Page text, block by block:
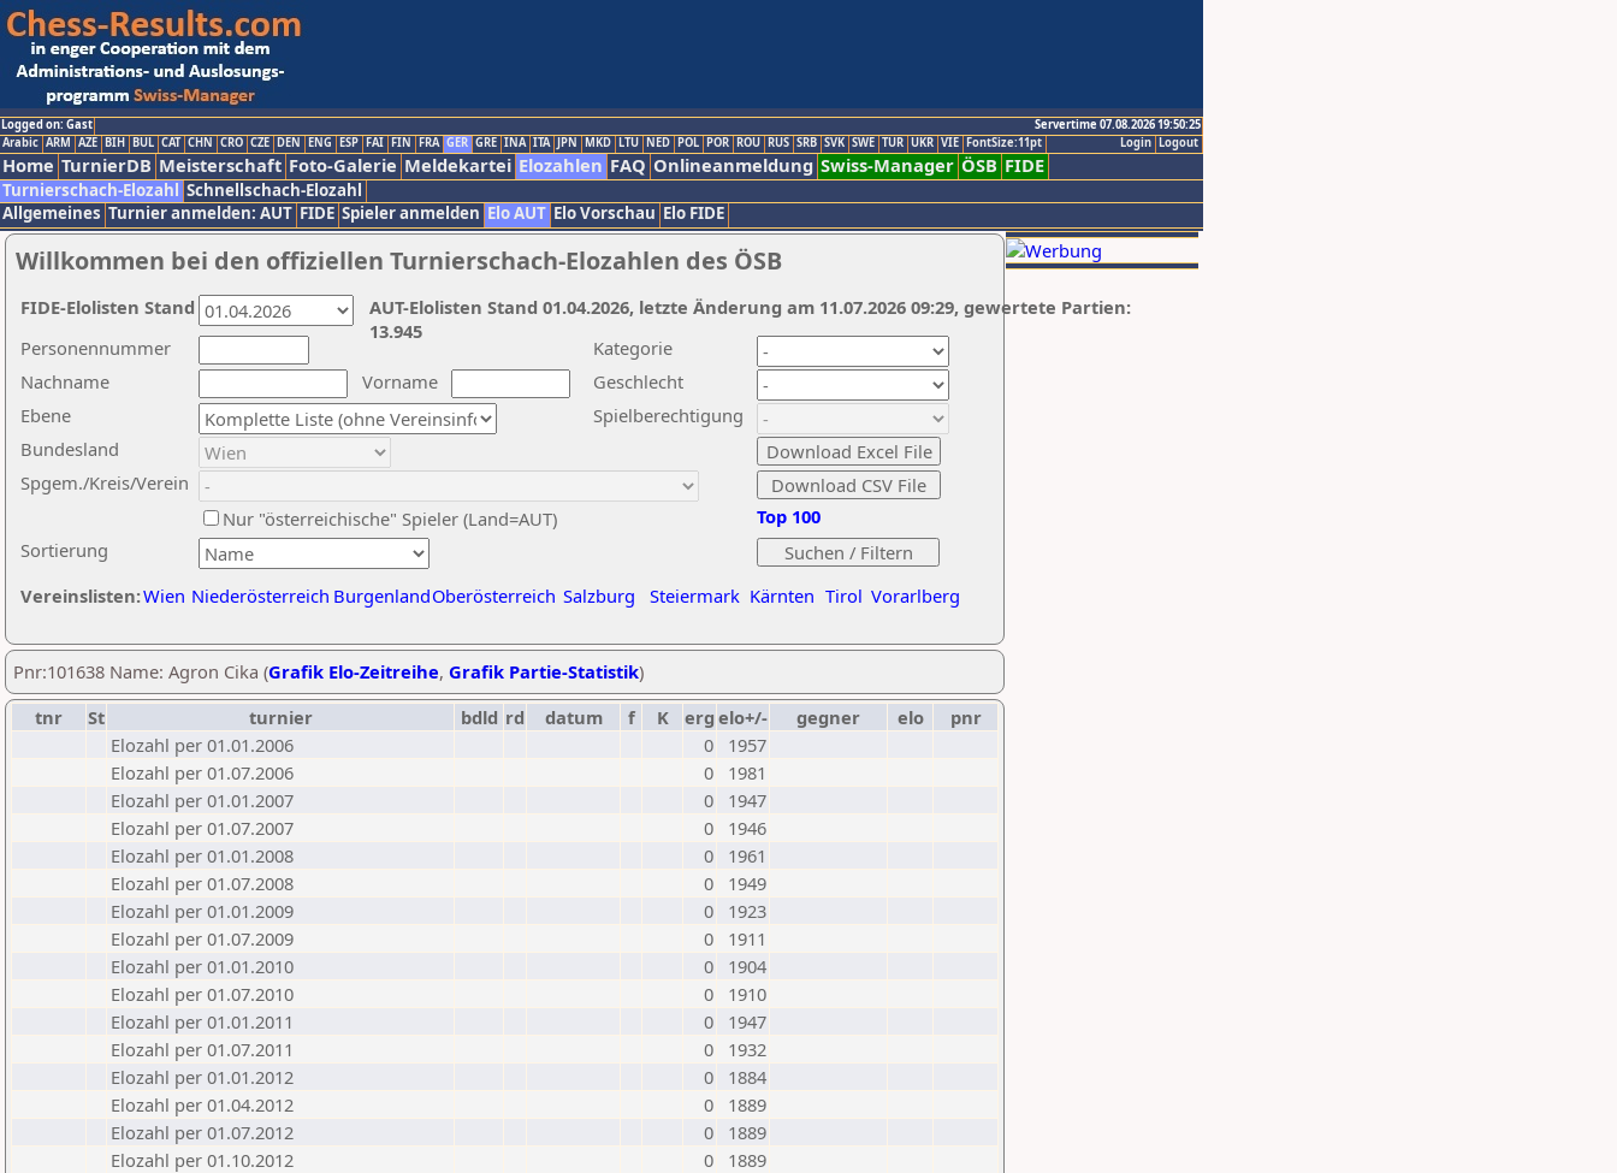
Logged on: Gast
Servertime 07.08.2026 19:50:25
Logout
Login
Arabic ARM AZE BIH BUL CAT CHN CRO CZE DEN ENG ESP FAI FIN FRA GER GRE INA ITA JPN MKD LTU NED POL POR ROU RUS SRB SVK SWE TUR UKR VIE FontSize:11pt
Home TurnierDB Meisterschaft Foto-Galerie Meldekartei Elozahlen FAQ Onlineanmeldung Swiss-Manager ÖSB FIDE
Turnierschach-Elozahl Schnellschach-Elozahl
Allgemeines Turnier anmelden: AUT FIDE Spieler anmelden Elo AUT Elo Vorschau Elo FIDE
Willkommen bei den offiziellen Turnierschach-Elozahlen des ÖSB
Nachname
Vorname
Ebene
Kategorie
Sortierung
Personennummer
Bundesland
Spgem./Kreis/Verein
Geschlecht
Nur "österreichische" Spieler (Land=AUT)
Spielberechtigung
Vereinslisten:Wien Niederösterreich BurgenlandOberösterreich Salzburg Steiermark Kärnten Tirol Vorarlberg
Top 100
AUT-Elolisten Stand 01.04.2026, letzte Änderung am 11.07.2026 09:29, gewertete Partien:
13.945
FIDE-Elolisten Stand
Pnr:101638 Name: Agron Cika (Grafik Elo-Zeitreihe, Grafik Partie-Statistik)
tnr
St turnier bdld rd datum f K erg elo+/- gegner elo
pnr
Elozahl per 01.01.2006
0
1957
Elozahl per 01.07.2006
0
1981
Elozahl per 01.01.2007
0
1947
Elozahl per 01.07.2007
0
1946
Elozahl per 01.01.2008
0
1961
Elozahl per 01.07.2008
0
1949
Elozahl per 01.01.2009
0
1923
Elozahl per 01.07.2009
0
1911
Elozahl per 01.01.2010
0
1904
Elozahl per 01.07.2010
0
1910
Elozahl per 01.01.2011
0
1947
Elozahl per 01.07.2011
0
1932
Elozahl per 01.01.2012
0
1884
Elozahl per 01.04.2012
0
1889
Elozahl per 01.07.2012
0
1889
Elozahl per 01.10.2012
0
1889